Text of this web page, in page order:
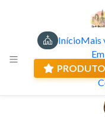
InícioMais